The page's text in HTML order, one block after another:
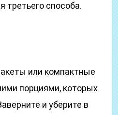
третьего способа.
или компактные
порциями, которых
и уберите в